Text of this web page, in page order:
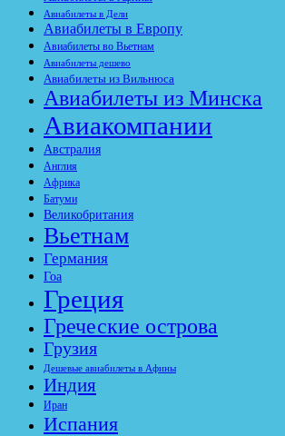
Авиабилеты в Дели
Авиабилеты в Европу
Авиабилеты во Вьетнам
Авиабилеты дешево
Авиабилеты из Вильнюса
Авиабилеты из Минска
Авиакомпании
Австралия
Англия
Африка
Батуми
Великобритания
Вьетнам
Германия
Гоа
Греция
Греческие острова
Грузия
Дешевые авиабилеты в Афины
Индия
Иран
Испания